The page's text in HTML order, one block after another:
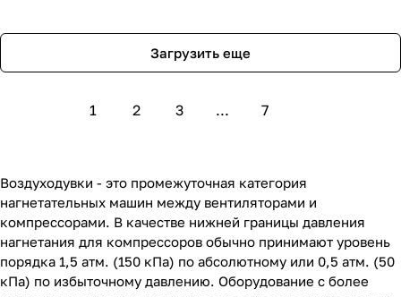
Загрузить еще
1 2 3 ... 7
Воздуходувки - это промежуточная категория
нагнетательных машин между вентиляторами и
компрессорами. В качестве нижней границы давления
нагнетания для компрессоров обычно принимают уровень
порядка 1,5 атм. (150 кПа) по абсолютному или 0,5 атм. (50
кПа) по избыточному давлению. Оборудование с более